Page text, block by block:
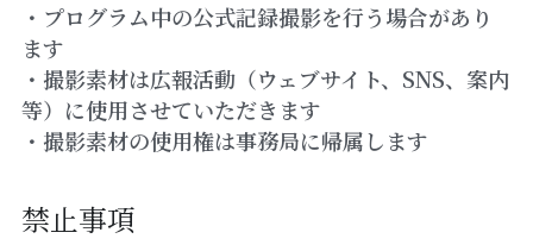
・プログラム中の公式記録撮影を行う場合があり
ます
・撮影素材は広報活動（ウェブサイト、SNS、案内
等）に使用させていただきます
・撮影素材の使用権は事務局に帰属します
禁止事項